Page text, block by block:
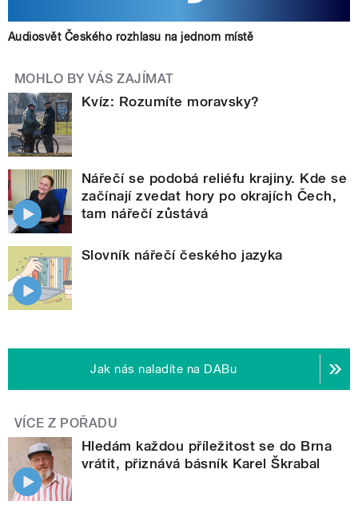
Audiosvět Českého rozhlasu na jednom místě
MOHLO BY VÁS ZAJÍMAT
Kvíz: Rozumíte moravsky?
Nářečí se podobá reliéfu krajiny. Kde se
začínají zvedat hory po okrajích Čech,
tam nářečí zůstává
Slovník nářečí českého jazyka
Jak nás naladíte na DABu
VÍCE Z POŘADU
Hledám každou příležitost se do Brna
vrátit, přiznává básník Karel Škrabal